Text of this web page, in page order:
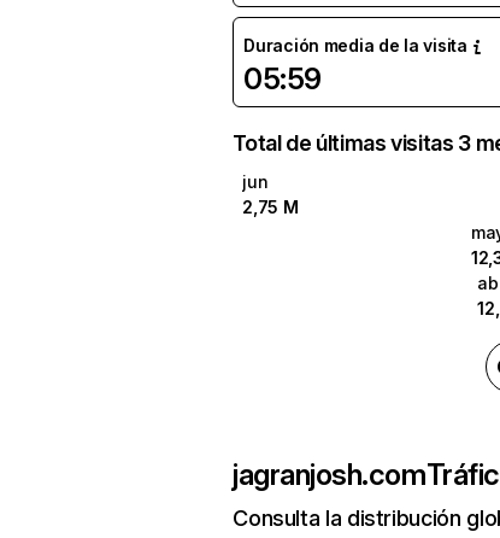
Duración media de la visita
05:59
Total de últimas visitas 3
jun
2,75 M
jagranjosh.com
Consulta la distribución